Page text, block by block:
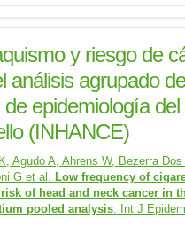
y riesgo de
análisis agrupado
epidemiología del
(INHANCE)
Agudo A, Ahrens W, Bezerra
G et al. Low frequency of
of head and neck cancer in
pooled analysis. Int J